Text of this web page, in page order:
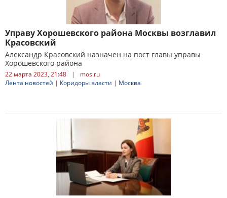
Управу Хорошевского района Москвы возглавил
Красовский
Александр Красовский назначен на пост главы управы
Хорошевского района
22 марта 2023, 21:48 |
mos.ru
Лента новостей | Коридоры власти | Москва